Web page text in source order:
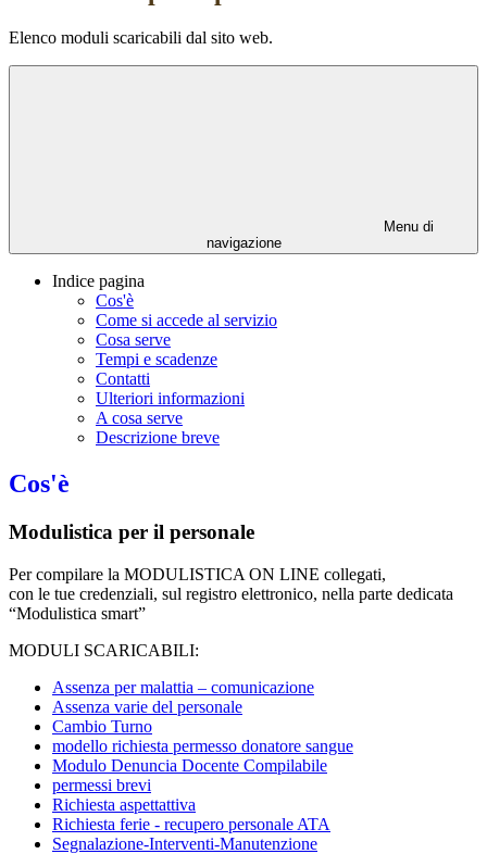
Elenco moduli scaricabili dal sito web.
Menu di
navigazione
Indice pagina
Cos'è
Come si accede al servizio
Cosa serve
Tempi e scadenze
Contatti
Ulteriori informazioni
A cosa serve
Descrizione breve
Cos'è
Modulistica per il personale
Per compilare la MODULISTICA ON LINE collegati,
con le tue credenziali, sul registro elettronico, nella parte dedicata
“Modulistica smart”
MODULI SCARICABILI:
Assenza per malattia – comunicazione
Assenza varie del personale
Cambio Turno
modello richiesta permesso donatore sangue
Modulo Denuncia Docente Compilabile
permessi brevi
Richiesta aspettattiva
Richiesta ferie - recupero personale ATA
Segnalazione-Interventi-Manutenzione